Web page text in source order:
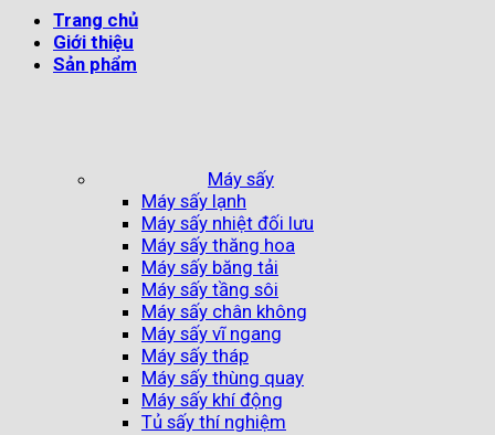
Trang chủ
Giới thiệu
Sản phẩm
Máy sấy
Máy sấy lạnh
Máy sấy nhiệt đối lưu
Máy sấy thăng hoa
Máy sấy băng tải
Máy sấy tầng sôi
Máy sấy chân không
Máy sấy vĩ ngang
Máy sấy tháp
Máy sấy thùng quay
Máy sấy khí động
Tủ sấy thí nghiệm